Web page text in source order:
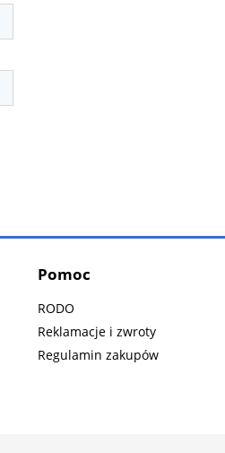
Pomoc
RODO
Reklamacje i zwroty
Regulamin zakupów